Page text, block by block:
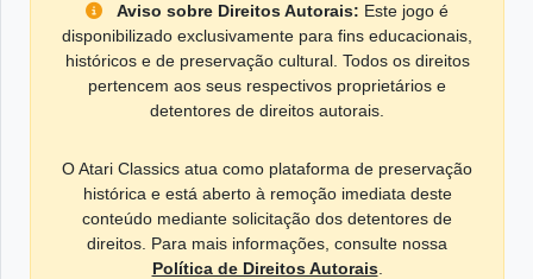
Aviso sobre Direitos Autorais: Este jogo é
disponibilizado exclusivamente para fins educacionais,
históricos e de preservação cultural. Todos os direitos
pertencem aos seus respectivos proprietários e
detentores de direitos autorais.
O Atari Classics atua como plataforma de preservação
histórica e está aberto à remoção imediata deste
conteúdo mediante solicitação dos detentores de
direitos. Para mais informações, consulte nossa
Política de Direitos Autorais.